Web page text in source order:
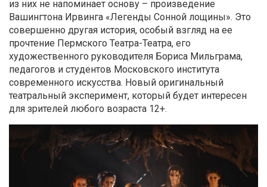
из них не напоминает основу – произведение
Вашингтона Ирвинга «Легенды Сонной лощины». Это
совершенно другая история, особый взгляд на ее
прочтение Пермского Театра-Театра, его
художественного руководителя Бориса Мильграма,
педагогов и студентов Московского института
современного искусства. Новый оригинальный
театральный эксперимент, который будет интересен
для зрителей любого возраста 12+.